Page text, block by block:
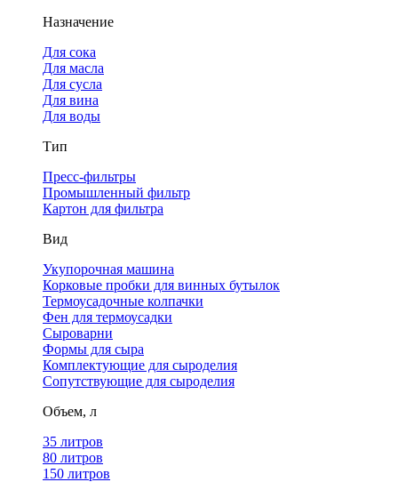
Назначение
Для сока
Для масла
Для сусла
Для вина
Для воды
Тип
Пресс-фильтры
Промышленный фильтр
Картон для фильтра
Вид
Укупорочная машина
Корковые пробки для винных бутылок
Термоусадочные колпачки
Фен для термоусадки
Сыроварни
Формы для сыра
Комплектующие для сыроделия
Сопутствующие для сыроделия
Объем, л
35 литров
80 литров
150 литров